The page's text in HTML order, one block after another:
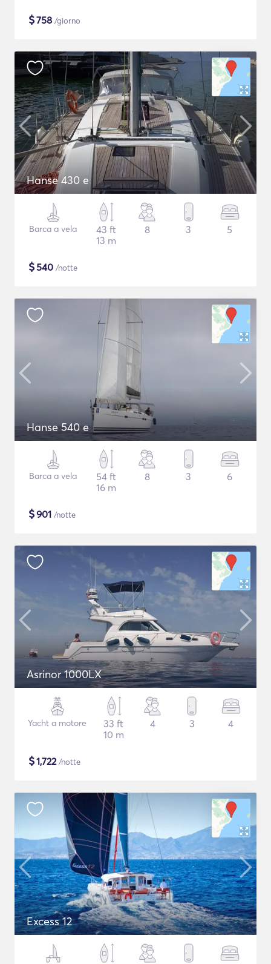
$758 /giorno
Hanse 430 e
Barca a vela
43 ft
13 m
8 3 5
$540 /notte
Hanse 540 e
Barca a vela
54 ft
16 m
8 3 6
$901 /notte
Asrinor 1000LX
Yacht a motore
33 ft
10 m
4 3 4
$1,722/notte
Excess 12